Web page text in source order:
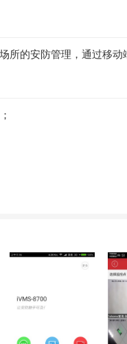
所的安防管理，通过移